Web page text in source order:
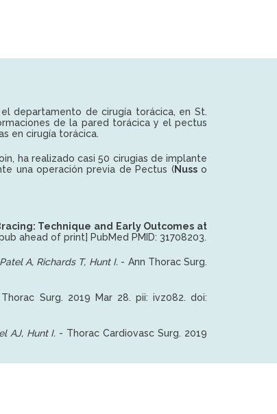
departamento de cirugía torácica, en St.
de la pared torácica y el pectus
en cirugía torácica.
ha realizado casi 50 cirugias de implante
una operación previa de Pectus (Nusso
Technique and Early Outcomes at
ahead of print] PubMed PMID: 31708203.
A, Richards T, Hunt I. - Ann Thorac Surg.
Surg. 2019 Mar 28. pii: ivz082. doi:
AJ, Hunt I. - Thorac Cardiovasc Surg. 2019